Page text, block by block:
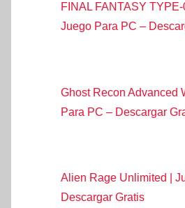
FINAL FANTASY TYPE-
Juego Para PC –
Ghost Recon Advanced
Para PC – Descargar
Alien Rage Unlimited |
Descargar Gratis